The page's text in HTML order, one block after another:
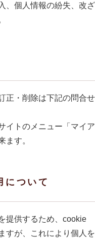
、個人情報の紛失、改ざ
正・削除は下記の問合せ
イトのメニュー「マイア
ます。
ついて
提供するため、cookie
すが、これにより個人を